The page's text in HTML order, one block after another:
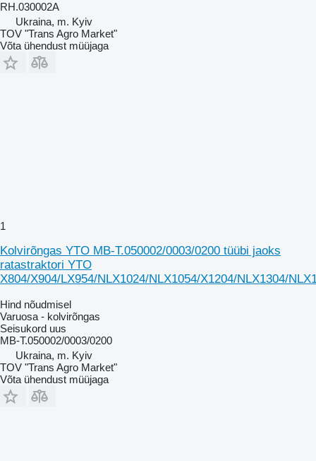
RH.030002A
Ukraina, m. Kyiv
TOV "Trans Agro Market"
Võta ühendust müüjaga
1
Kolvirõngas YTO MB-T.050002/0003/0200 tüübi jaoks
ratastraktori YTO
X804/X904/LX954/NLX1024/NLX1054/X1204/NLX1304/
Hind nõudmisel
Varuosa - kolvirõngas
Seisukord uus
MB-T.050002/0003/0200
Ukraina, m. Kyiv
TOV "Trans Agro Market"
Võta ühendust müüjaga